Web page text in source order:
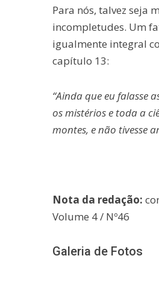
Para nós, talvez seja
incompletudes. Um
igualmente integral
capítulo 13:
“Ainda que eu falasse
os mistérios e toda a
montes, e não tivesse
Nota da redação:
Volume 4 / Nº46
Galeria de Fotos